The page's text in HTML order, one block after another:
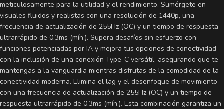
meticulosamente para la utilidad y el rendimiento. Sumérgete en
visuales fluidos y realistas con una resolución de 1440p, una
frecuencia de actualización de 255Hz (OC) y un tiempo de respuesta
ultrarrápido de 0.3ms (mín.). Supera desafíos sin esfuerzo con
funciones potenciadas por IA y mejora tus opciones de conectividad
con la inclusión de una conexión Type-C versátil, asegurando que te
mantengas a la vanguardia mientras disfrutas de la comodidad de la
conectividad moderna. Elimina el lag y el desenfoque de movimiento
con una frecuencia de actualización de 255Hz (OC) y un tiempo de
respuesta ultrarrápido de 0.3ms (mín.). Esta combinación garantiza un